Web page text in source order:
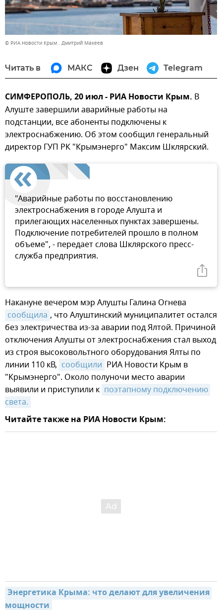
© РИА Новости Крым . Дмитрий Макеев
Читать в МАКС Дзен Telegram
СИМФЕРОПОЛЬ, 20 июл - РИА Новости Крым. В
Алуште завершили аварийные работы на
подстанции, все абоненты подключены к
электроснабжению. Об этом сообщил генеральный
директор ГУП РК "Крымэнерго" Максим Шклярский.
"Аварийные работы по восстановлению
электроснабжения в городе Алушта и
прилегающих населенных пунктах завершены.
Подключение потребителей прошло в полном
объеме", - передает слова Шклярского пресс-
служба предприятия.
Накануне вечером мэр Алушты Галина Огнева
сообщила , что Алуштинский муниципалитет остался
без электричества из-за аварии под Ялтой. Причиной
отключения Алушты от электроснабжения стал выход
из строя высоковольтного оборудования Ялты по
линии 110 кВ, сообщили РИА Новости Крым в
"Крымэнерго". Около полуночи место аварии
выявили и приступили к поэтапному подключению
света.
Читайте также на РИА Новости Крым:
Энергетика Крыма: что делают для увеличения
мощности